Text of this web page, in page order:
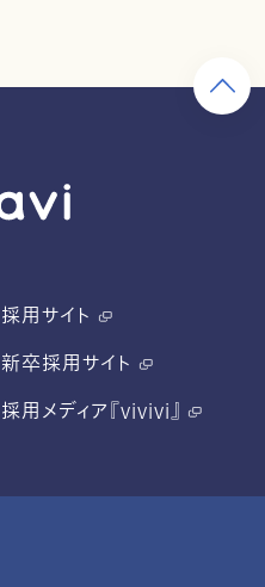
採用サイト
新卒採用サイト
採用メディア『vivivi』